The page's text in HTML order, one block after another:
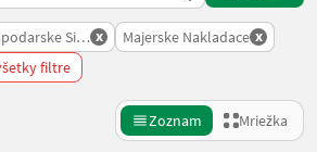
Silove Stroje
x Majerske Nakladace x
filtre
Zoznam Mriežka